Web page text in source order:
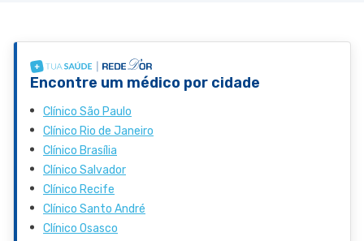
Encontre um médico por cidade
Clínico São Paulo
Clínico Rio de Janeiro
Clínico Brasília
Clínico Salvador
Clínico Recife
Clínico Santo André
Clínico Osasco